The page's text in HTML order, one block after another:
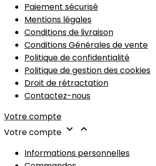
Paiement sécurisé
Mentions légales
Conditions de livraison
Conditions Générales de vente
Politique de confidentialité
Politique de gestion des cookies
Droit de rétractation
Contactez-nous
Votre compte
Votre compte  
Informations personnelles